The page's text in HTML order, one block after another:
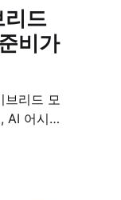
리드
비가
브리드 모
AI 어시스
할 준비